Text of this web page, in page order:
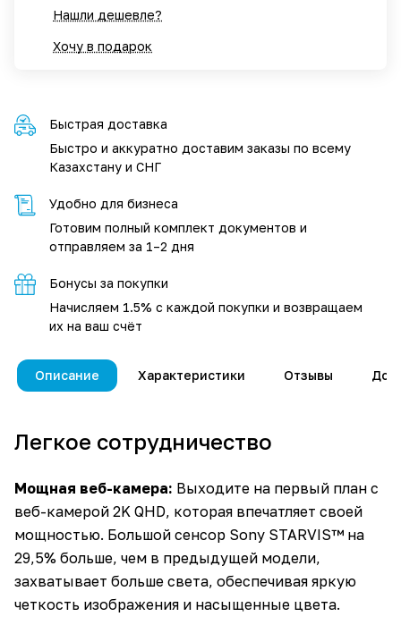
Нашли дешевле?
Хочу в подарок
Быстрая доставка
Быстро и аккуратно доставим заказы по всему
Казахстану и СНГ
Удобно для бизнеса
Готовим полный комплект документов и
отправляем за 1–2 дня
Бонусы за покупки
Начисляем 1.5% с каждой покупки и возвращаем
их на ваш счёт
Описание Характеристики Отзывы
Легкое сотрудничество
Мощная веб-камера: Выходите на первый план с
веб-камерой 2K QHD, которая впечатляет своей
мощностью. Большой сенсор Sony STARVIS™ на
29,5% больше, чем в предыдущей модели,
захватывает больше света, обеспечивая яркую
четкость изображения и насыщенные цвета.